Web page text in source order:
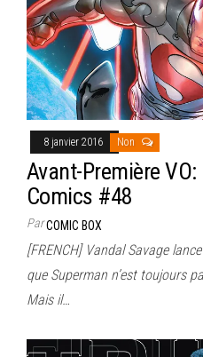
8 janvier 2016 Non
Avant-Première
Comics #48
ParCOMIC BOX
[FRENCH] Vandal Savage
que Superman n’est toujours
Mais il…